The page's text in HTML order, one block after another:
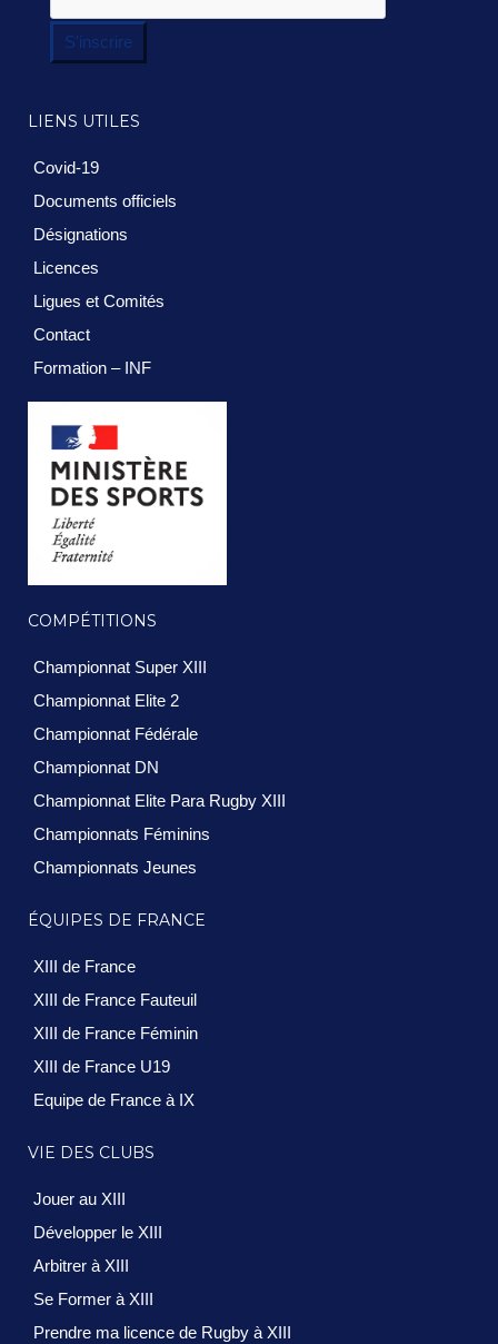
S'inscrire
LIENS UTILES
Covid-19
Documents officiels
Désignations
Licences
Ligues et Comités
Contact
Formation – INF
COMPÉTITIONS
Championnat Super XIII
Championnat Elite 2
Championnat Fédérale
Championnat DN
Championnat Elite Para Rugby XIII
Championnats Féminins
Championnats Jeunes
ÉQUIPES DE FRANCE
XIII de France
XIII de France Fauteuil
XIII de France Féminin
XIII de France U19
Equipe de France à IX
VIE DES CLUBS
Jouer au XIII
Développer le XIII
Arbitrer à XIII
Se Former à XIII
Prendre ma licence de Rugby à XIII